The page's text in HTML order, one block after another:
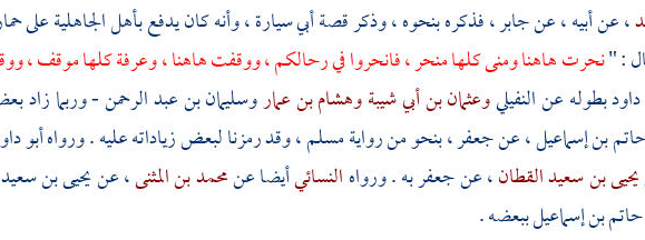
، عن أبيه ، عنجابر، فذكره بنحوه ، وذكر قصةأبي سيارة، وأنه كان يدفع بأهل الجاهلية على
: "نحرت هاهناومنىكلها منحر ، فانحروا في رحالكم ، ووقفت هاهنا ،وعرفةكلها موقف ،
بطوله عنالنفيليوعثمان بن أبي شيبةوهشام بن عماروسليمان بن عبد الرحمن- وربما زاد
بن إسماعيل، عنجعفر، بنحو من روايةمسلم، وقد رمزنا لبعض زياداته عليه . ورواهأبو
يحيى بن سعيد القطان، عنجعفربه . ورواهالنسائيأيضا عنمحمد بن المثنى، عنيحيى بن
حاتم بن إسماعيلببعضه .